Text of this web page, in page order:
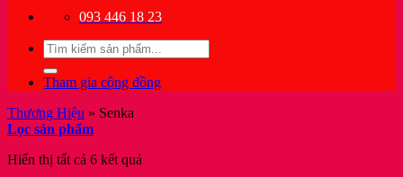
093 446 18 23
Tìm
kiếm:
Tham gia cộng đồng
Thương Hiệu » Senka
Lọc sản phẩm
Hiển thị tất cả 6 kết quả